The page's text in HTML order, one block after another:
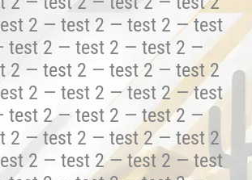
2 — test 2 — test 2 — test
test 2 — test 2 — test 2 —
2 — test 2 — test 2 — test 2
2 — test 2 — test 2 — test
test 2 — test 2 — test 2 —
2 — test 2 — test 2 — test 2
2 — test 2 — test 2 — test